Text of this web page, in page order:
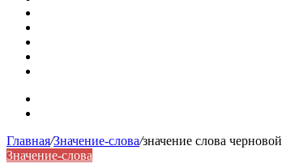
Главная/Значение-слова/значение слова черновой
Значение-слова